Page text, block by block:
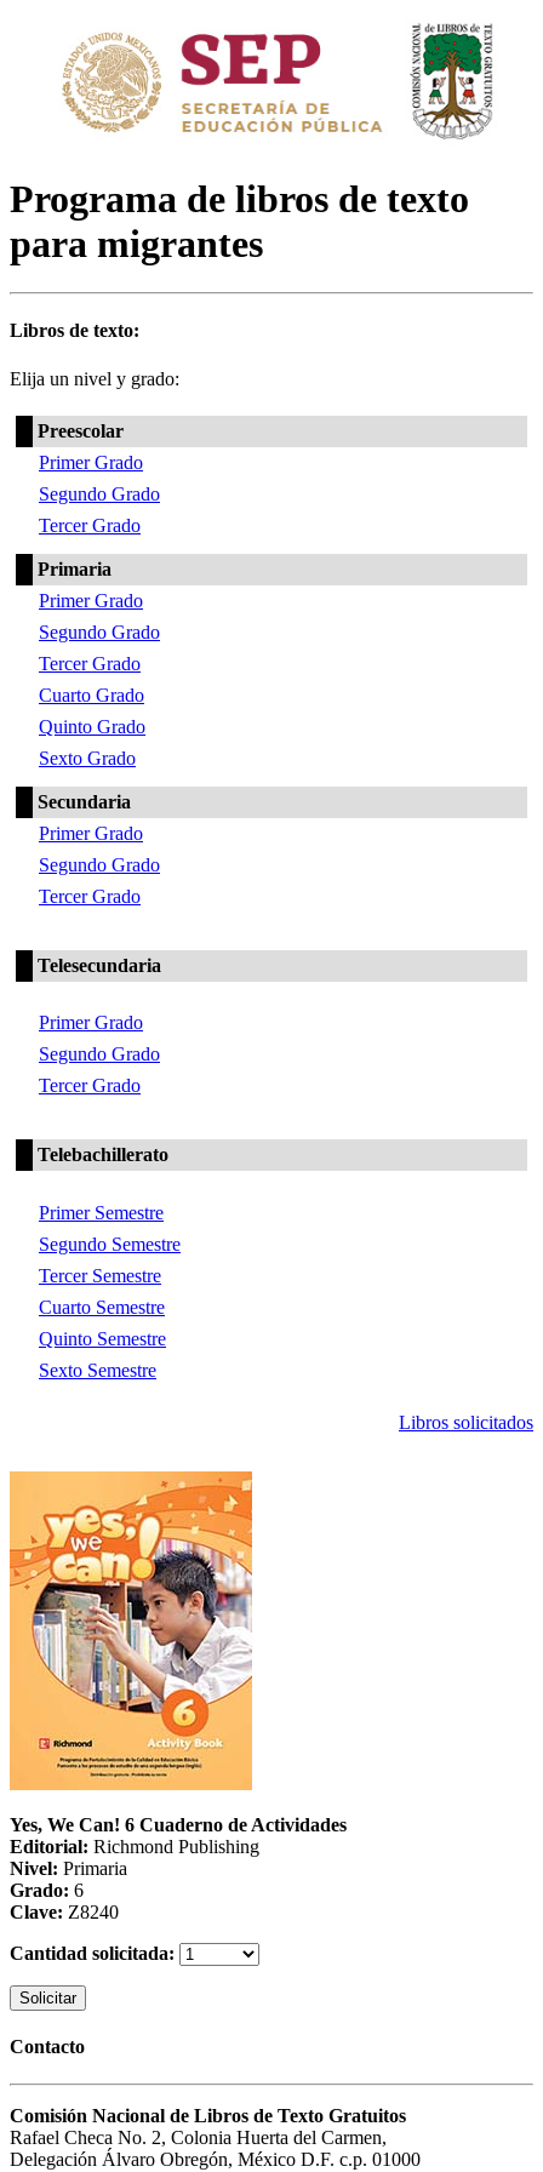
Programa de libros de texto
para migrantes
Libros de texto:
Elija un nivel y grado:
Preescolar
Primer Grado
Segundo Grado
Tercer Grado
Primaria
Primer Grado
Segundo Grado
Tercer Grado
Cuarto Grado
Quinto Grado
Sexto Grado
Secundaria
Primer Grado
Segundo Grado
Tercer Grado
Telesecundaria
Primer Grado
Segundo Grado
Tercer Grado
Telebachillerato
Primer Semestre
Segundo Semestre
Tercer Semestre
Cuarto Semestre
Quinto Semestre
Sexto Semestre
Libros solicitados
Yes, We Can! 6 Cuaderno de Actividades
Editorial: Richmond Publishing
Nivel: Primaria
Grado: 6
Clave: Z8240
Cantidad solicitada:
Solicitar
Contacto
Comisión Nacional de Libros de Texto Gratuitos
Rafael Checa No. 2, Colonia Huerta del Carmen,
Delegación Álvaro Obregón, México D.F. c.p. 01000